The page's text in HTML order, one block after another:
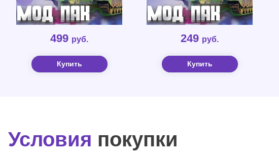
499 руб.
Купить
249 руб.
Купить
Условия покупки